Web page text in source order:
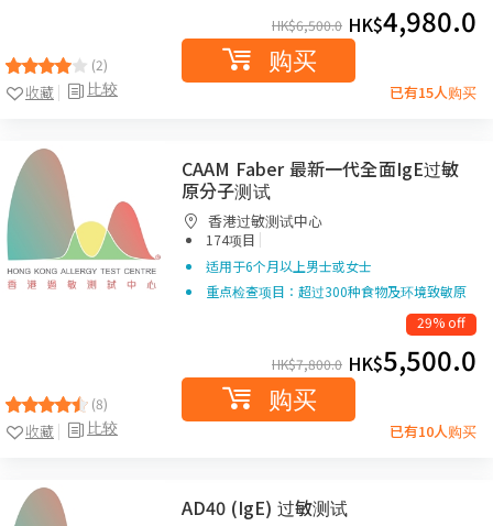
(2)
比较
收藏
HK$6,500.0 HK$4,980.0
购买
已有15人购买
(8)
比较
收藏
CAAM Faber 最新一代全面IgE过敏
原分子测试
香港过敏测试中心
174项目 |
适用于6个月以上男士或女士
重点检查项目：超过300种食物及环境致敏原
29% off
HK$7,800.0 HK$5,500.0
购买
已有10人购买
AD40 (IgE) 过敏测试